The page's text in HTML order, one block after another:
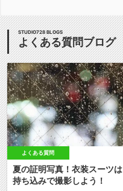
STUDIO728 BLOGS
よくある質問ブログ
よくある質問
夏の証明写真！衣装スーツは
持ち込みで撮影しよう！